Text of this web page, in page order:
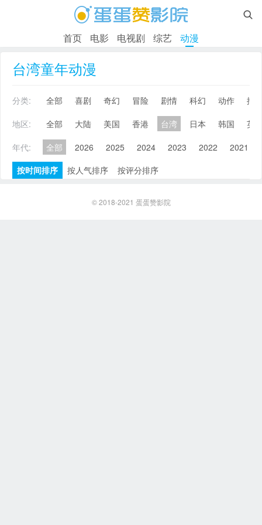

首页 电影 电视剧 综艺 动漫
台湾童年动漫
分类: 全部 喜剧 奇幻 冒险 剧情 科幻 动作
搞
地区:
全部 大陆 美国 香港 台湾 日本 韩国
英
年代:
全部 2026 2025 2024 2023 2022 2021
按时间排序
按人气排序 按评分排序
© 2018-2021 蛋蛋赞影院